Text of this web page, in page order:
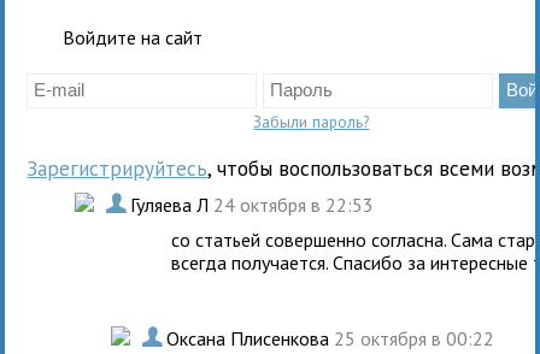
Войдите на сайт
Забыли пароль?
Зарегистрируйтесь, чтобы воспользоваться всеми
. Гуляева Л 24 октября в 22:53
со статьей совершенно согласна. Сама
всегда получается. Спасибо за интересные
. Оксана Плисенкова 25 октября в 00:22